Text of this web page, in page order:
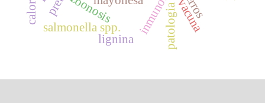
vacuna
zoonosis
salmonella spp. patologia
lignina